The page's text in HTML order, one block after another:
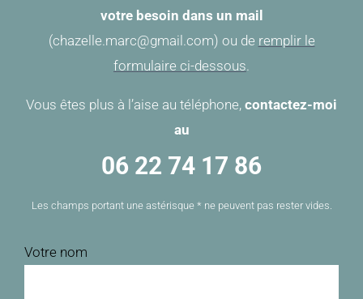
votre besoin dans un mail
(chazelle.marc@gmail.com) ou de remplir le
formulaire ci-dessous.
Vous êtes plus à l’aise au téléphone, contactez-moi
au
06 22 74 17 86
Les champs portant une astérisque * ne peuvent pas rester vides.
Votre nom